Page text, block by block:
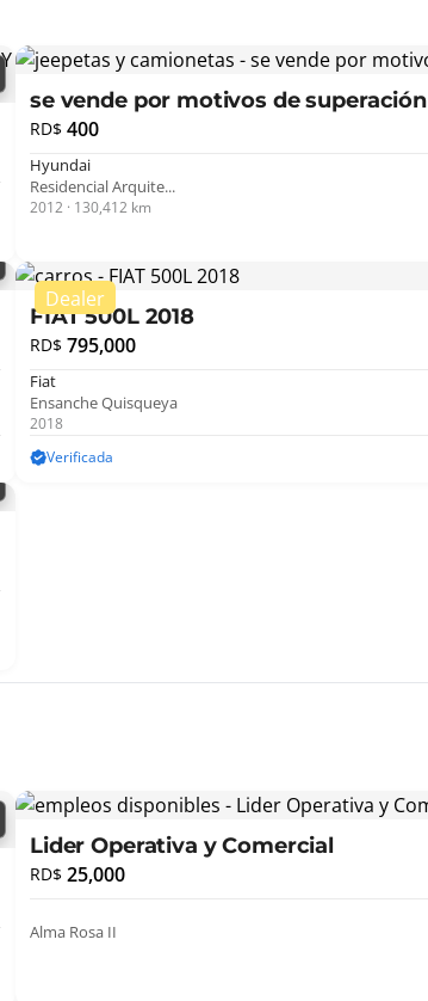
se vende por motivos de superación
RD$ 400
Hyundai
Residencial Arquite...
2012 · 130,412 km
FIAT 500L 2018
RD$ 795,000
Fiat
Ensanche Quisqueya
2018
Verificada
Lider Operativa y Comercial
RD$ 25,000
Alma Rosa II